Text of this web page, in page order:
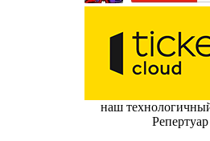
наш
Репертуар